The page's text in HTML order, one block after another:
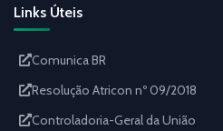
Links Úteis
Comunica BR
Resolução Atricon nº 09/2018
Controladoria-Geral da União